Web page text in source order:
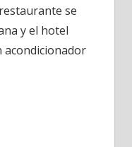
se
y el hotel
acondicionador